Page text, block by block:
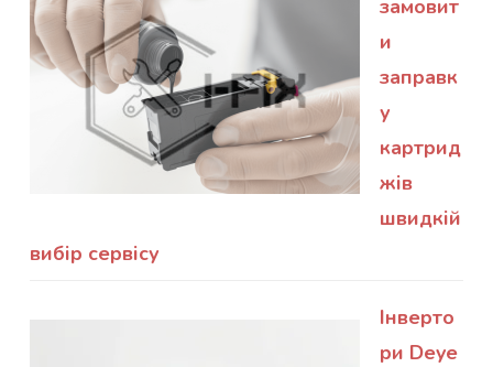
замовит
и
заправк
у
картрид
жів
швидкій
вибір сервісу
Інверто
ри Deye